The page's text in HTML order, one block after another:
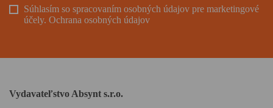
Súhlasím so spracovaním osobných údajov pre marketingové
účely. Ochrana osobných údajov
Vydavateľstvo Absynt s.r.o.